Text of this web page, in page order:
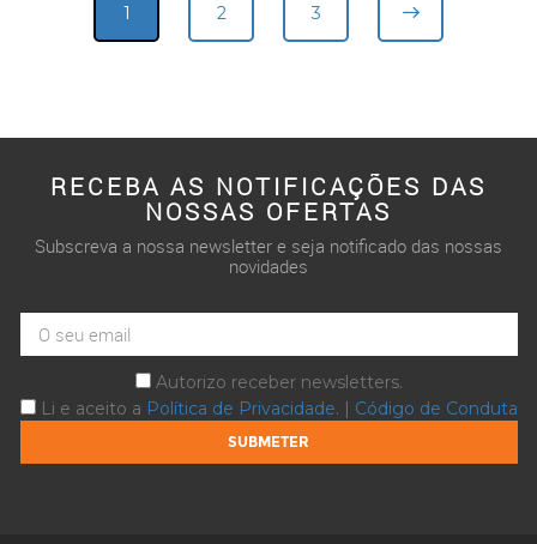
1 2 3
RECEBA AS NOTIFICAÇÕES DAS
NOSSAS OFERTAS
Subscreva a nossa newsletter e seja notificado das nossas
novidades
Autorizo receber newsletters.
Li e aceito a Política de Privacidade. | Código de Conduta